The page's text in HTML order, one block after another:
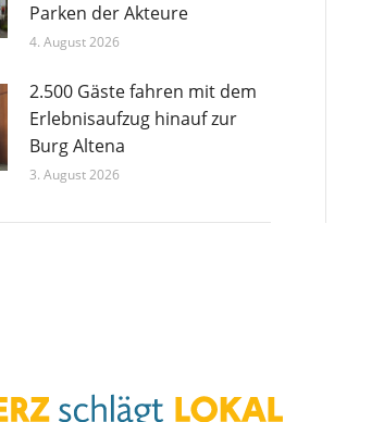
Parken der Akteure
4. August 2026
2.500 Gäste fahren mit dem
Erlebnisaufzug hinauf zur
Burg Altena
3. August 2026